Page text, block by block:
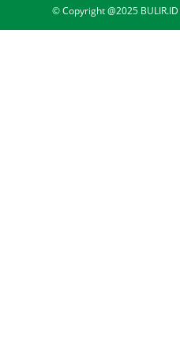
© Copyright @2025